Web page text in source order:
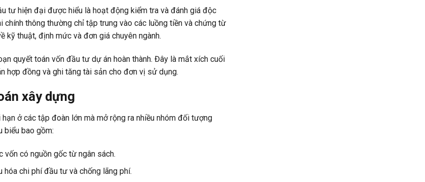
tư hiện đại được hiểu là hoạt động kiểm tra và đánh giá độc
chính thông thường chỉ tập trung vào các luồng tiền và chứng từ
kỹ thuật, định mức và đơn giá chuyên ngành.
quyết toán vốn đầu tư dự án hoàn thành. Đây là mắt xích cuối
hợp đồng và ghi tăng tài sản cho đơn vị sử dụng.
xây dựng
ở các tập đoàn lớn mà mở rộng ra nhiều nhóm đối tượng
biểu bao gồm:
vốn có nguồn gốc từ ngân sách.
chi phí đầu tư và chống lãng phí.